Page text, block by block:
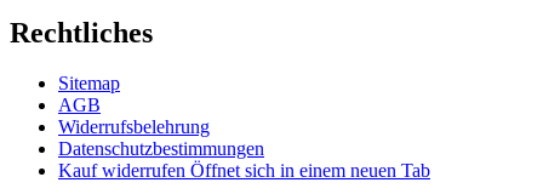
Rechtliches
Sitemap
AGB
Widerrufsbelehrung
Datenschutzbestimmungen
Kauf widerrufen Öffnet sich in einem neuen Tab